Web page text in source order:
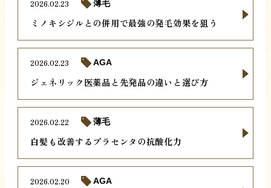
ミノキシジルとの併用で最強の発毛効果を狙う
2026.02.23 薄毛
ジェネリック医薬品と先発品の違いと選び方
2026.02.23 AGA
白髪も改善するプラセンタの抗酸化力
2026.02.22 薄毛
2026.02.20 AGA